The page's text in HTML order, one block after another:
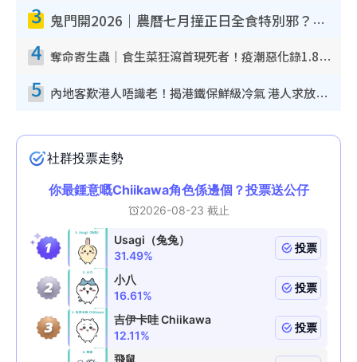
3 鬼門開2026｜農曆七月撞正日全食特別邪？專家警告切忌做一事！揭4大禁忌+2招保平安
4 奪命寄生蟲｜食生菜狂瀉首現死者！疫潮惡化錄1.8萬宗病例 揭洗菜3大謬誤
5 內地客歎港人唔識老！揭港鐵保鮮級冷氣 港人求放過：咪投訴